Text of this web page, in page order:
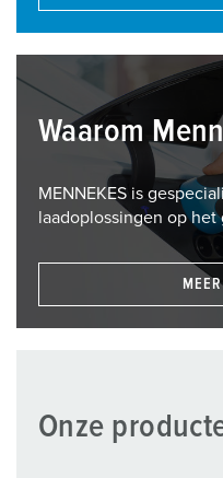
Waarom
MENNEKES is
laadoplossingen op
Onze